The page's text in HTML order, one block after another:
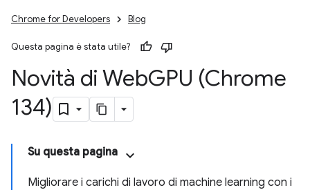
Chrome for Developers Blog
Questa pagina è stata utile?
Novità di WebGPU (Chrome
134)
Su questa pagina
Migliorare i carichi di lavoro di machine learning con i